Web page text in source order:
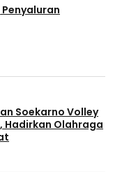
Soekarno Volley
Hadirkan Olahraga